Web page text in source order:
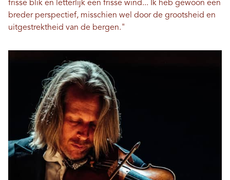
frisse blik en letterlijk een frisse wind... Ik heb gewoon een
breder perspectief, misschien wel door de grootsheid en
uitgestrektheid van de bergen."